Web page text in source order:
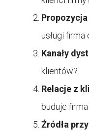
usługi
Kanały
klientów?
Relacje z
buduje
Źródła